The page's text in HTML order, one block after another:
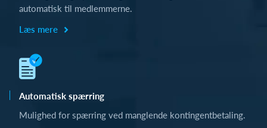
automatisk til medlemmerne.
Læs mere
Automatisk spærring
Mulighed for spærring ved manglende kontingentbetaling.